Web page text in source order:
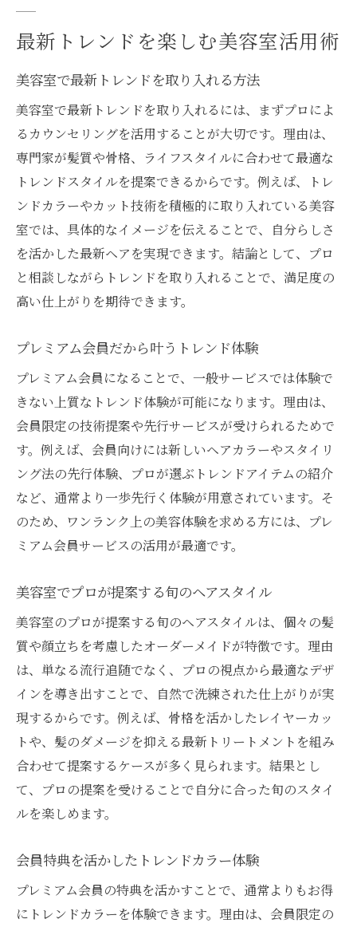
最新トレンドを楽しむ美容室活用術
美容室で最新トレンドを取り入れる方法
美容室で最新トレンドを取り入れるには、まずプロによ
るカウンセリングを活用することが大切です。理由は、
専門家が髪質や骨格、ライフスタイルに合わせて最適な
トレンドスタイルを提案できるからです。例えば、トレ
ンドカラーやカット技術を積極的に取り入れている美容
室では、具体的なイメージを伝えることで、自分らしさ
を活かした最新ヘアを実現できます。結論として、プロ
と相談しながらトレンドを取り入れることで、満足度の
高い仕上がりを期待できます。
プレミアム会員だから叶うトレンド体験
プレミアム会員になることで、一般サービスでは体験で
きない上質なトレンド体験が可能になります。理由は、
会員限定の技術提案や先行サービスが受けられるためで
す。例えば、会員向けには新しいヘアカラーやスタイリ
ング法の先行体験、プロが選ぶトレンドアイテムの紹介
など、通常より一歩先行く体験が用意されています。そ
のため、ワンランク上の美容体験を求める方には、プレ
ミアム会員サービスの活用が最適です。
美容室でプロが提案する旬のヘアスタイル
美容室のプロが提案する旬のヘアスタイルは、個々の髪
質や顔立ちを考慮したオーダーメイドが特徴です。理由
は、単なる流行追随でなく、プロの視点から最適なデザ
インを導き出すことで、自然で洗練された仕上がりが実
現するからです。例えば、骨格を活かしたレイヤーカッ
トや、髪のダメージを抑える最新トリートメントを組み
合わせて提案するケースが多く見られます。結果とし
て、プロの提案を受けることで自分に合った旬のスタイ
ルを楽しめます。
会員特典を活かしたトレンドカラー体験
プレミアム会員の特典を活かすことで、通常よりもお得
にトレンドカラーを体験できます。理由は、会員限定の